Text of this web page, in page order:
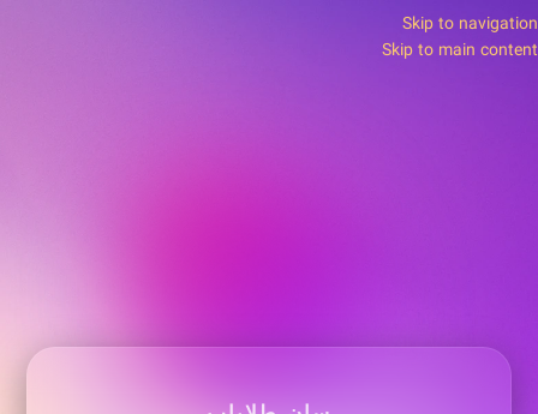
Skip to navigation
Skip to main content